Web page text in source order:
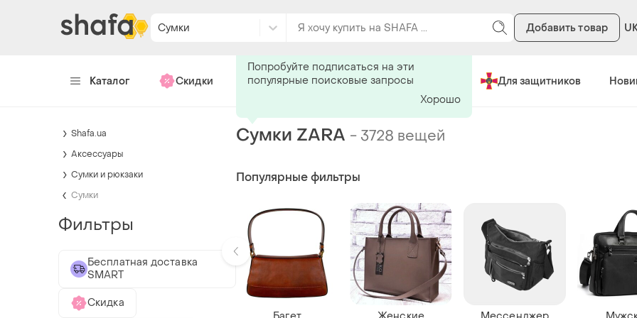
Сумки Добавить товар
Каталог Скидки Хендмейд Сделано в Украине Для защитников
Сумки ZARA - 3728 вещей
Популярные фильтры
Попробуйте подписаться на эти
популярные поисковые запросы
Хорошо
Shafa.ua
Аксессуары
Сумки и рюкзаки
Сумки
Фильтры
Бесплатная доставка
SMART
Скидка